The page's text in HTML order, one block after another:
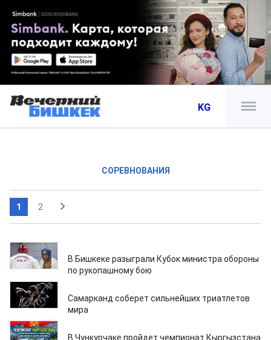
KG
СОРЕВНОВАНИЯ
1 2
30.04.2026
В Бишкеке разыграли Кубок министра обороны
по рукопашному бою
12.04.2026
Самарканд соберет сильнейших триатлетов
мира
12.04.2026
В Чункурчаке пройдет чемпионат Кыргызстана